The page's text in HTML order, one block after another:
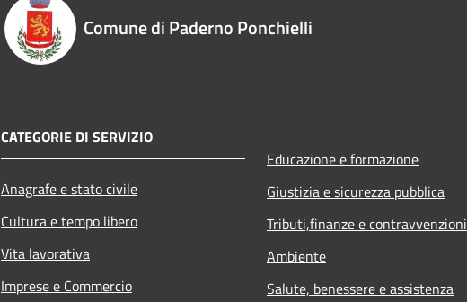
Comune di Paderno Ponchielli
CATEGORIE DI SERVIZIO
Anagrafe e stato civile
Cultura e tempo libero
Vita lavorativa
Imprese e Commercio
Educazione e formazione
Giustizia e sicurezza pubblica
Tributi,finanze e contravvenzioni
Ambiente
Salute, benessere e assistenza